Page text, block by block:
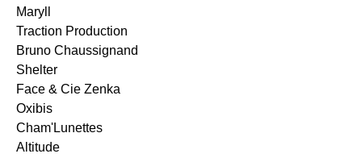
Maryll
Traction Production
Bruno Chaussignand
Shelter
Face & Cie Zenka
Oxibis
Cham'Lunettes
Altitude